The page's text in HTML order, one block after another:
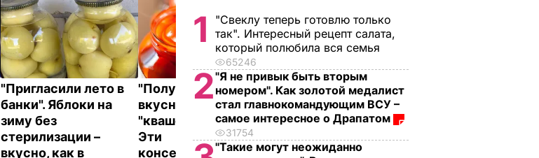
"Пригласили лето в
банки". Яблоки на
зиму без
стерилизации –
вкусно, как в
"Получаются очень
вкусными, с легкой
"квашеной" ноткой".
Эти
консервированные
"Я его люблю. Он
болел четыре года".
Умер супруг 88-
летней
Кадочниковой – 63-
1
"Свеклу теперь готовлю только
так". Интересный рецепт салата,
который полюбила вся семья
65246
2"Я не привык быть вторым
номером". Как золотой медалист
стал главнокомандующим ВСУ –
самое интересное о Драпатом
31754
"Такие могут неожиданно